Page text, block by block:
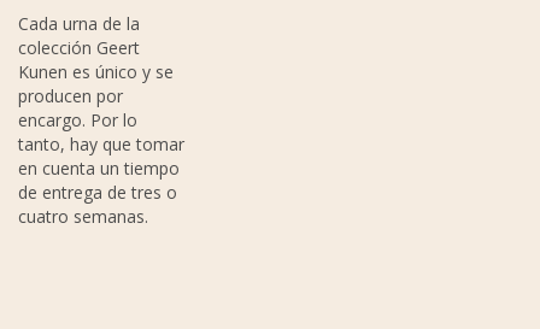
Cada urna de la
colección Geert
Kunen es único y se
producen por
encargo. Por lo
tanto, hay que tomar
en cuenta un tiempo
de entrega de tres o
cuatro semanas.